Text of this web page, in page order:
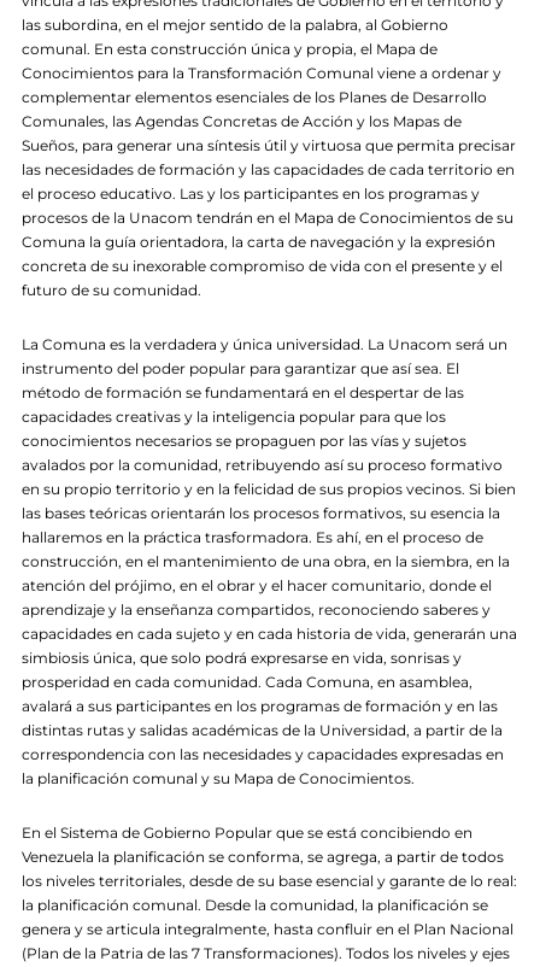
las subordina, en el mejor sentido de la palabra, al Gobierno
comunal. En esta construcción única y propia, el Mapa de
Conocimientos para la Transformación Comunal viene a ordenar y
complementar elementos esenciales de los Planes de Desarrollo
Comunales, las Agendas Concretas de Acción y los Mapas de
Sueños, para generar una síntesis útil y virtuosa que permita precisar
las necesidades de formación y las capacidades de cada territorio en
el proceso educativo. Las y los participantes en los programas y
procesos de la Unacom tendrán en el Mapa de Conocimientos de su
Comuna la guía orientadora, la carta de navegación y la expresión
concreta de su inexorable compromiso de vida con el presente y el
futuro de su comunidad.
La Comuna es la verdadera y única universidad. La Unacom será un
instrumento del poder popular para garantizar que así sea. El
método de formación se fundamentará en el despertar de las
capacidades creativas y la inteligencia popular para que los
conocimientos necesarios se propaguen por las vías y sujetos
avalados por la comunidad, retribuyendo así su proceso formativo
en su propio territorio y en la felicidad de sus propios vecinos. Si bien
las bases teóricas orientarán los procesos formativos, su esencia la
hallaremos en la práctica trasformadora. Es ahí, en el proceso de
construcción, en el mantenimiento de una obra, en la siembra, en la
atención del prójimo, en el obrar y el hacer comunitario, donde el
aprendizaje y la enseñanza compartidos, reconociendo saberes y
capacidades en cada sujeto y en cada historia de vida, generarán una
simbiosis única, que solo podrá expresarse en vida, sonrisas y
prosperidad en cada comunidad. Cada Comuna, en asamblea,
avalará a sus participantes en los programas de formación y en las
distintas rutas y salidas académicas de la Universidad, a partir de la
correspondencia con las necesidades y capacidades expresadas en
la planificación comunal y su Mapa de Conocimientos.
En el Sistema de Gobierno Popular que se está concibiendo en
Venezuela la planificación se conforma, se agrega, a partir de todos
los niveles territoriales, desde de su base esencial y garante de lo real:
la planificación comunal. Desde la comunidad, la planificación se
genera y se articula integralmente, hasta confluir en el Plan Nacional
(Plan de la Patria de las 7 Transformaciones). Todos los niveles y ejes